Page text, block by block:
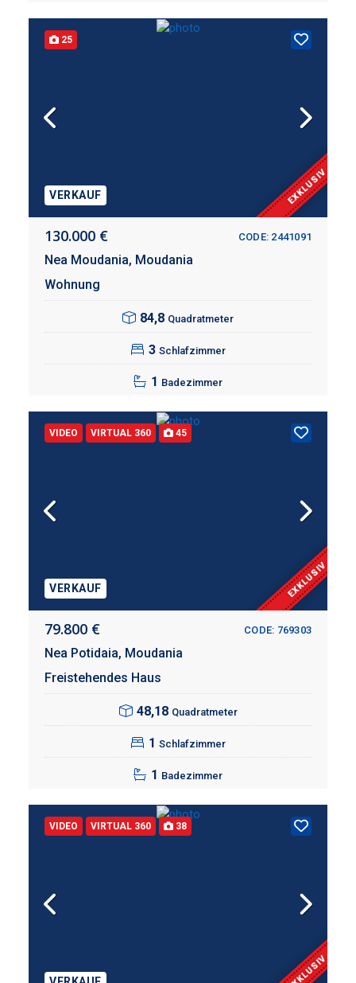
25
VERKAUF EXKLUSIV
130.000 € CODE: 2441091
Nea Moudania, Moudania
Wohnung
84,8 Quadratmeter
3 Schlafzimmer
1 Badezimmer
VIDEO VIRTUAL 360 45
VERKAUF EXKLUSIV
79.800 € CODE: 769303
Nea Potidaia, Moudania
Freistehendes Haus
48,18 Quadratmeter
1 Schlafzimmer
1 Badezimmer
VIDEO VIRTUAL 360 38
EXKLUSIV